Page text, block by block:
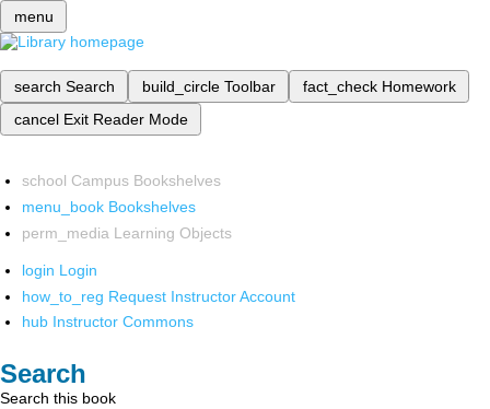
menu
search Search build_circle Toolbar fact_check Homework
cancel Exit Reader Mode
school Campus Bookshelves
menu_book Bookshelves
perm_media Learning Objects
login Login
how_to_reg Request Instructor Account
hub Instructor Commons
Search
Search this book